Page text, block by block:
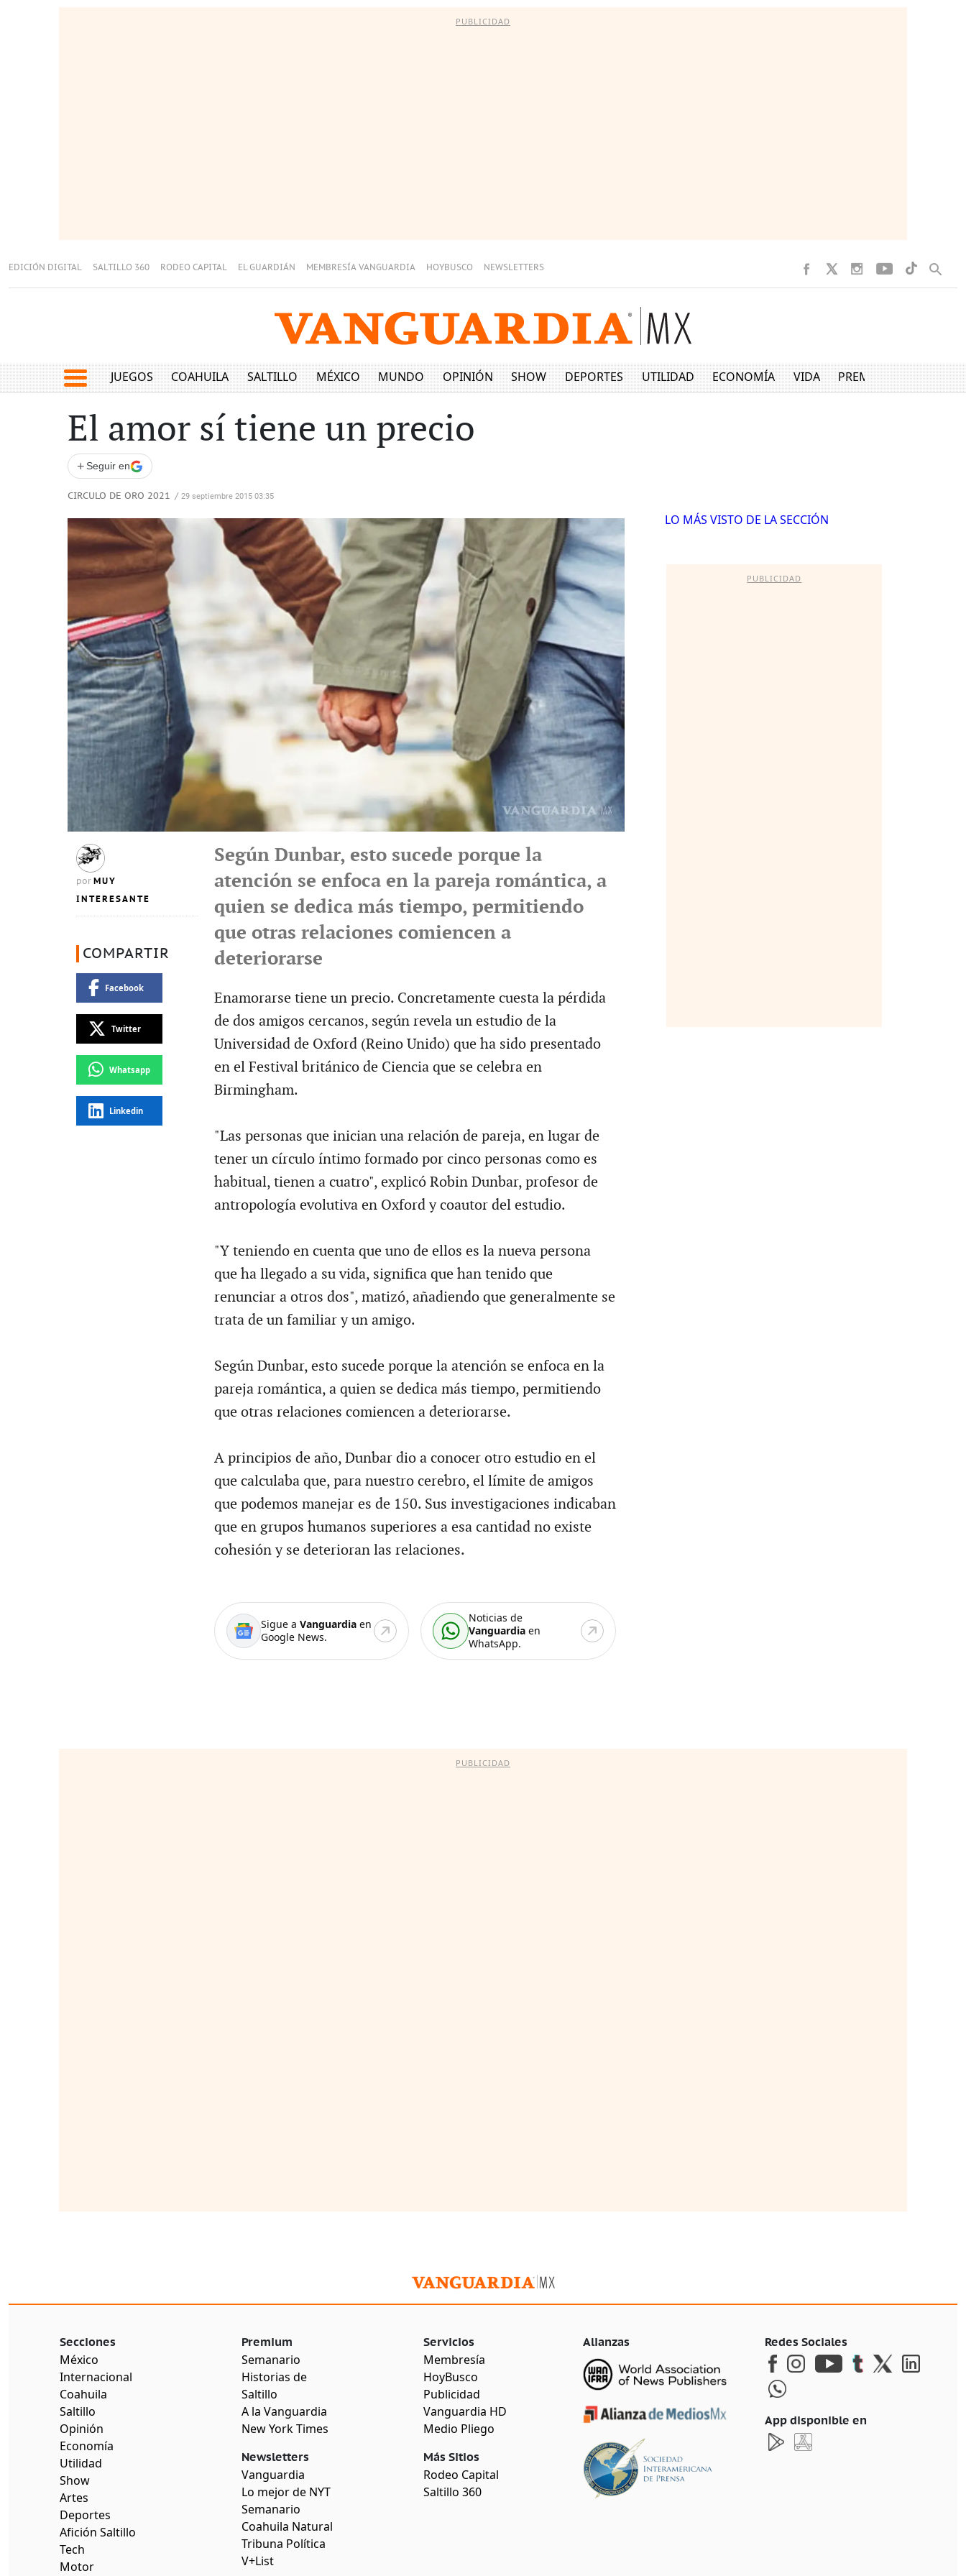
PUBLICIDAD
EDICIÓN DIGITAL SALTILLO 360 RODEO CAPITAL EL GUARDIÁN MEMBRESÍA VANGUARDIA HOYBUSCO NEWSLETTERS
JUEGOS COAHUILA SALTILLO MÉXICO MUNDO OPINIÓN SHOW DEPORTES UTILIDAD ECONOMÍA VIDA PREMIUM
El amor sí tiene un precio
+ Seguir en
CIRCULO DE ORO 2021 / 29 septiembre 2015 03:35
por MUY
INTERESANTE
COMPARTIR
Facebook
Twitter
Whatsapp
Linkedin
Según Dunbar, esto sucede porque la
atención se enfoca en la pareja romántica, a
quien se dedica más tiempo, permitiendo
que otras relaciones comiencen a
deteriorarse
Enamorarse tiene un precio. Concretamente cuesta la pérdida
de dos amigos cercanos, según revela un estudio de la
Universidad de Oxford (Reino Unido) que ha sido presentado
en el Festival británico de Ciencia que se celebra en
Birmingham.
"Las personas que inician una relación de pareja, en lugar de
tener un círculo íntimo formado por cinco personas como es
habitual, tienen a cuatro", explicó Robin Dunbar, profesor de
antropología evolutiva en Oxford y coautor del estudio.
"Y teniendo en cuenta que uno de ellos es la nueva persona
que ha llegado a su vida, significa que han tenido que
renunciar a otros dos", matizó, añadiendo que generalmente se
trata de un familiar y un amigo.
Según Dunbar, esto sucede porque la atención se enfoca en la
pareja romántica, a quien se dedica más tiempo, permitiendo
que otras relaciones comiencen a deteriorarse.
A principios de año, Dunbar dio a conocer otro estudio en el
que calculaba que, para nuestro cerebro, el límite de amigos
que podemos manejar es de 150. Sus investigaciones indicaban
que en grupos humanos superiores a esa cantidad no existe
cohesión y se deterioran las relaciones.
Sigue a Vanguardiaen
Google News.
Noticias de
Vanguardia en
WhatsApp.
LO MÁS VISTO DE LA SECCIÓN
PUBLICIDAD
PUBLICIDAD
Secciones
México
Internacional
Coahuila
Saltillo
Opinión
Economía
Utilidad
Show
Artes
Deportes
Afición Saltillo
Tech
Motor
Premium
Semanario
Historias de
Saltillo
A la Vanguardia
New York Times
Newsletters
Vanguardia
Lo mejor de NYT
Semanario
Coahuila Natural
Tribuna Política
V+List
Servicios
Membresía
HoyBusco
Publicidad
Vanguardia HD
Medio Pliego
Más Sitios
Rodeo Capital
Saltillo 360
Alianzas Redes Sociales
App disponible en